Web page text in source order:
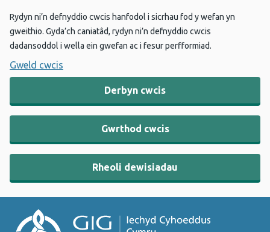
Rydyn ni’n defnyddio cwcis hanfodol i sicrhau fod y wefan yn
gweithio. Gyda’ch caniatâd, rydyn ni’n defnyddio cwcis
dadansoddol i wella ein gwefan ac i fesur perfformiad.
Gweld cwcis
Derbyn cwcis
Gwrthod cwcis
Rheoli dewisiadau